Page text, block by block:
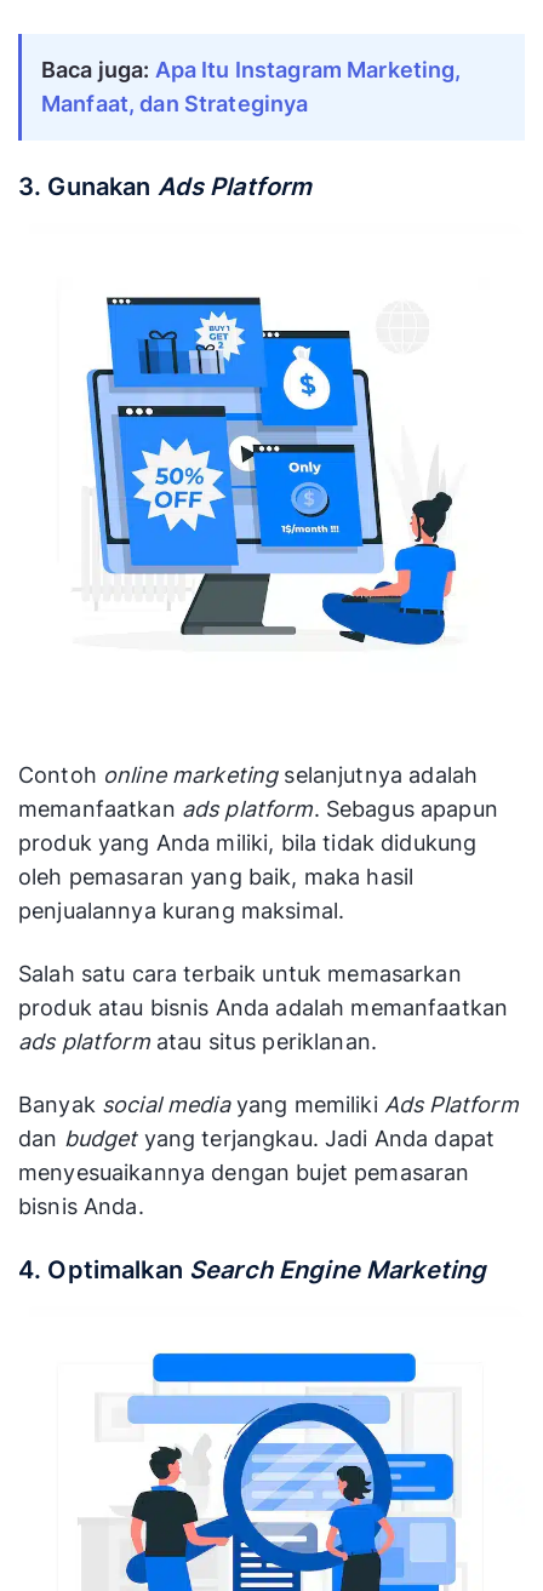
Baca juga: Apa Itu Instagram Marketing,
Manfaat, dan Strateginya
3. Gunakan Ads Platform
Contoh onlinemarketing selanjutnya adalah
memanfaatkan ads platform. Sebagus apapun
produk yang Anda miliki, bila tidak didukung
oleh pemasaran yang baik, maka hasil
penjualannya kurang maksimal.
Salah satu cara terbaik untuk memasarkan
produk atau bisnis Anda adalah memanfaatkan
ads platform atau situs periklanan.
Banyak social mediayang memiliki Ads Platform
dan budgetyang terjangkau. Jadi Anda dapat
menyesuaikannya dengan bujet pemasaran
bisnis Anda.
4. Optimalkan Search Engine Marketing